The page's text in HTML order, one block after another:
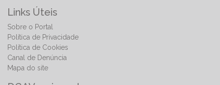
Links Úteis
Sobre o Portal
Política de Privacidade
Política de Cookies
Canal de Denúncia
Mapa do site